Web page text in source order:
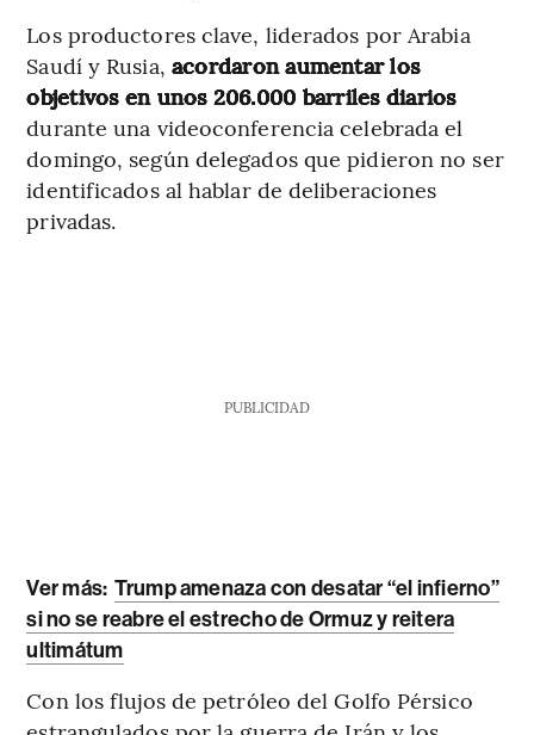
Los productores clave, liderados por Arabia
Saudí y Rusia, acordaron aumentar los
objetivos en unos 206.000 barriles diarios
durante una videoconferencia celebrada el
domingo, según delegados que pidieron no ser
identificados al hablar de deliberaciones
privadas.
PUBLICIDAD
Ver más: Trump amenaza con desatar “el infierno”
si no se reabre el estrecho de Ormuz y reitera
ultimátum
Con los flujos de petróleo del Golfo Pérsico